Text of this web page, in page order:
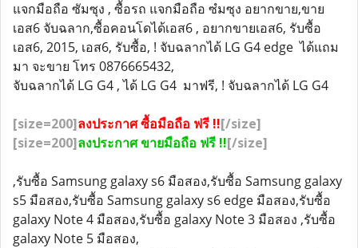
แจกมือถือ ซัมซุง , ซื้อรถ แจกมือถือ ซํมซุง อยากขาย,ขาย
เอส6 จับฉลาก,ซื้อคอนโดได้เอส6 , อยากขายเอส6, รับซื้อ
เอส6, 2015, เอส6, รับซื้อ, ! จับฉลากได้ LG G4 edge ได้แถม
มา จะขาย โทร 0876665432,
จับฉลากได้ LG G4 , ได้ LG G4 มาฟรี, ! จับฉลากได้ LG G4
[size=200]ลงประกาศ ซื้อมือถือ ฟรี !![/size]
[size=200]ลงประกาศ ขายมือถือ ฟรี !![/size]
,รับซื้อ Samsung galaxy s6 มือสอง,รับซื้อ Samsung galaxy
s5 มือสอง,รับซื้อ Samsung galaxy s6 edge มือสอง,รับซื้อ
galaxy Note 4 มือสอง,รับซื้อ galaxy Note 3 มือสอง ,รับซื้อ
galaxy Note 5 มือสอง,